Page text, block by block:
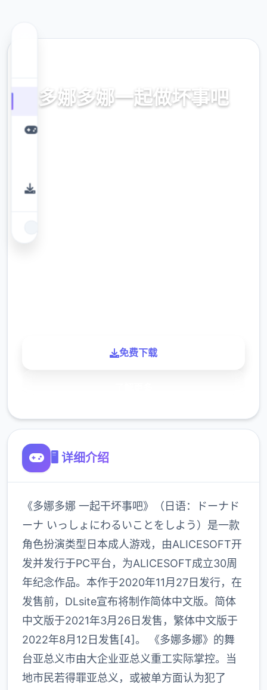
多娜多娜一起做坏事吧
官方中文，中文下载，中文入口，官网入口，
免费下载
🖥️ 详细介绍
《多娜多娜 一起干坏事吧》（日语：ドーナド
ーナ いっしょにわるいことをしよう）是一款
角色扮演类型日本成人游戏，由ALICESOFT开
发并发行于PC平台，为ALICESOFT成立30周
年纪念作品。本作于2020年11月27日发行，在
发售前，DLsite宣布将制作简体中文版。简体
中文版于2021年3月26日发售，繁体中文版于
2022年8月12日发售[4]。 《多娜多娜》的舞
台亚总义市由大企业亚总义重工实际掌控。当
地市民若得罪亚总义，或被单方面认为犯了